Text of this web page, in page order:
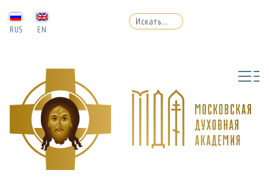
RUS EN